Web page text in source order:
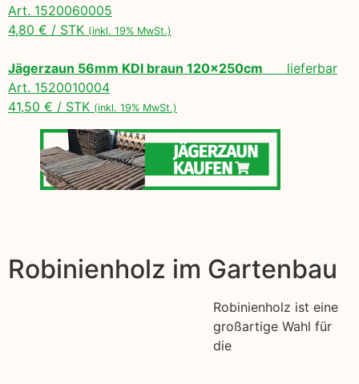
Art. 1520060005
4,80 € / STK (inkl. 19% MwSt.)
Jägerzaun 56mm KDI braun 120x250cm lieferbar
Art. 1520010004
41,50 € / STK (inkl. 19% MwSt.)
Robinienholz im Gartenbau
Robinienholz ist eine
großartige Wahl für
die